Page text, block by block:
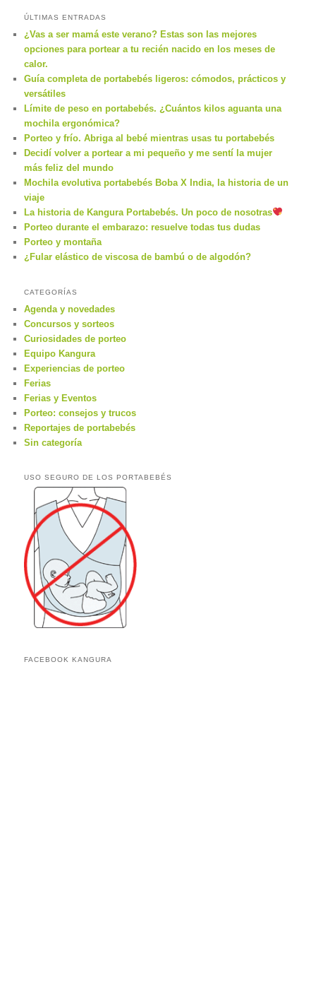
ÚLTIMAS ENTRADAS
¿Vas a ser mamá este verano? Estas son las mejores
opciones para portear a tu recién nacido en los meses de
calor.
Guía completa de portabebés ligeros: cómodos, prácticos y
versátiles
Límite de peso en portabebés. ¿Cuántos kilos aguanta una
mochila ergonómica?
Porteo y frío. Abriga al bebé mientras usas tu portabebés
Decidí volver a portear a mi pequeño y me sentí la mujer
más feliz del mundo
Mochila evolutiva portabebés Boba X India, la historia de un
viaje
La historia de Kangura Portabebés. Un poco de nosotras
Porteo durante el embarazo: resuelve todas tus dudas
Porteo y montaña
¿Fular elástico de viscosa de bambú o de algodón?
CATEGORÍAS
Agenda y novedades
Concursos y sorteos
Curiosidades de porteo
Equipo Kangura
Experiencias de porteo
Ferias
Ferias y Eventos
Porteo: consejos y trucos
Reportajes de portabebés
Sin categoría
USO SEGURO DE LOS PORTABEBÉS
FACEBOOK KANGURA